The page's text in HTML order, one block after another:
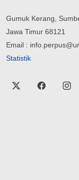
Gumuk Kerang,
Jawa Timur 68121
Email :
Statistik